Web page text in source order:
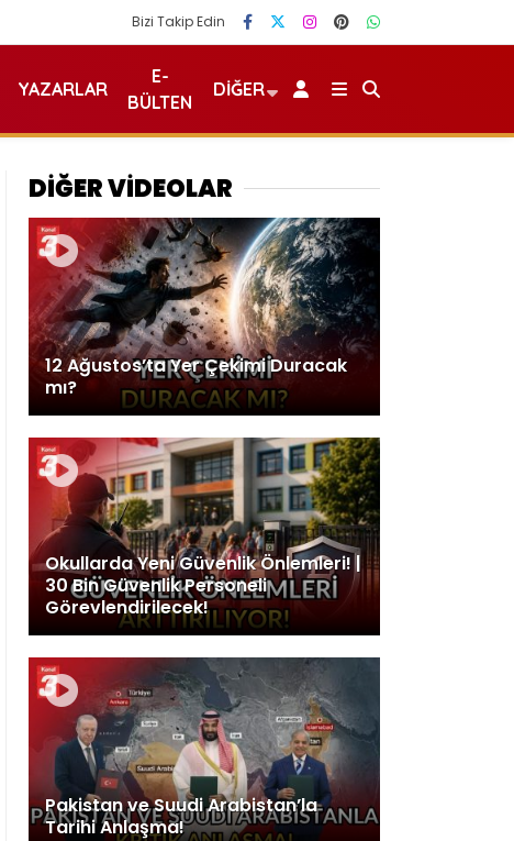
Bizi Takip Edin
YAZARLAR
E-
BÜLTEN
DIĞER
DİĞER VİDEOLAR
12 Ağustos’ta Yer Çekimi Duracak
mı?
Okullarda Yeni Güvenlik Önlemleri! |
30 Bin Güvenlik Personeli
Görevlendirilecek!
Pakistan ve Suudi Arabistan’la
Tarihi Anlaşma!